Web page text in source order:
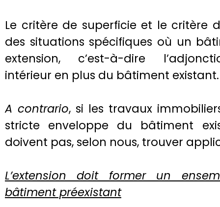
Le critère de superficie et le critère
des situations spécifiques où un
extension, c’est-à-dire
intérieur en plus du bâtiment existant.
A contrario, si les travaux
stricte enveloppe du bâtiment
doivent pas, selon nous, trouver
L’extension doit former un
bâtiment préexistant